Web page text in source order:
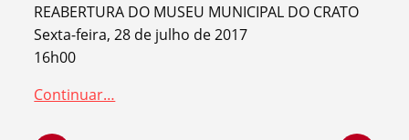
REABERTURA DO MUSEU MUNICIPAL DO CRATO
Sexta-feira, 28 de julho de 2017
16h00
Continuar…